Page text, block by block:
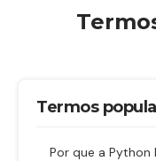
Termos
Por que a Python